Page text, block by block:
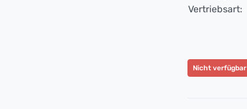
Vertriebsart:
Nicht verfügbar